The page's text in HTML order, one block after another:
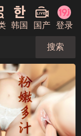
韩国 国产 登录
搜索